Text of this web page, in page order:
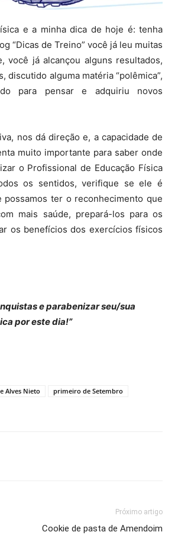
e a minha dica de hoje é: tenha
“Dicas de Treino” você já leu muitas
você já alcançou alguns resultados,
discutido alguma matéria “polêmica”,
para pensar e adquiriu novos
nos dá direção e, a capacidade de
muito importante para saber onde
o Profissional de Educação Física
os sentidos, verifique se ele é
ter o reconhecimento que
mais saúde, prepará-los para os
os benefícios dos exercícios físicos
e parabenizar seu/sua
por este dia!”
Alves Nieto
primeiro de Setembro
Próximo artigo
Cookie de pasta de Amendoim